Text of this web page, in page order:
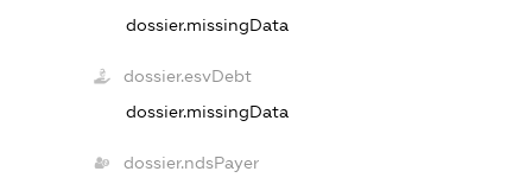
dossier.missingData
dossier.esvDebt
dossier.missingData
dossier.ndsPayer